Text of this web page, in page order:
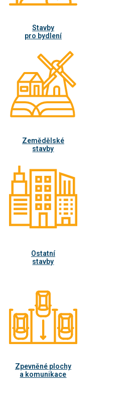
Stavby
pro bydlení
Zemědělské
stavby
Ostatní
stavby
Zpevněné plochy
a komunikace